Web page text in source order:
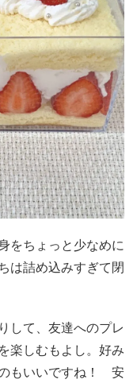
をちょっと少なめに
は詰め込みすぎて閉
して、友達へのプレ
楽しむもよし。好み
もいいですね！ 安